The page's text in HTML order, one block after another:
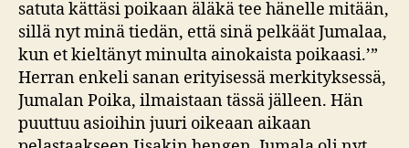
satuta kättäsi poikaan äläkä tee hänelle mitään,
sillä nyt minä tiedän, että sinä pelkäät Jumalaa,
kun et kieltänyt minulta ainokaista poikaasi.’”
Herran enkeli sanan erityisessä merkityksessä,
Jumalan Poika, ilmaistaan tässä jälleen. Hän
puuttuu asioihin juuri oikeaan aikaan